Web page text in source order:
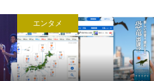
エンタメ